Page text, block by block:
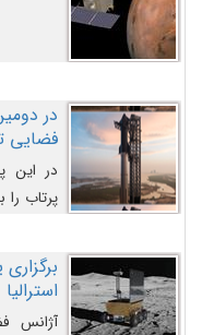
در
فضایی تاریخ (27
در این
پرتاب
را
مکانیزم
استرالیا
آژانس